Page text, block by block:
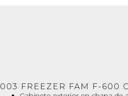
003 FREEZER FAM F-600